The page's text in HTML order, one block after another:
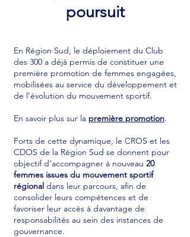
poursuit
En Région Sud, le déploiement du Club
des 300 a déjà permis de constituer une
première promotion de femmes engagées,
mobilisées au service du développement et
de l’évolution du mouvement sportif.
En savoir plus sur la première promotion.
Forts de cette dynamique, le CROS et les
CDOS de la Région Sud se donnent pour
objectif d’accompagner à nouveau 20
femmes issues du mouvement sportif
régional dans leur parcours, afin de
consolider leurs compétences et de
favoriser leur accès à davantage de
responsabilités au sein des instances de
gouvernance.